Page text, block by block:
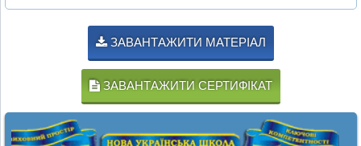
ЗАВАНТАЖИТИ МАТЕРІАЛ
ЗАВАНТАЖИТИ СЕРТИФІКАТ